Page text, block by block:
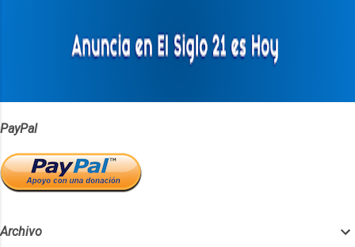
PayPal
Archivo